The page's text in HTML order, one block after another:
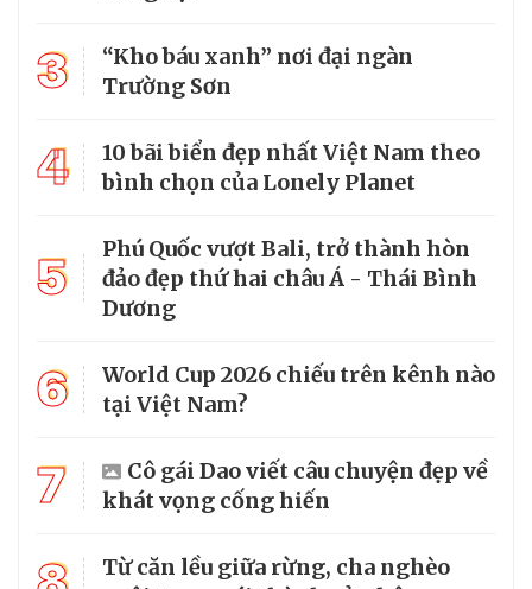
3
“Kho báu xanh” nơi đại ngàn
Trường Sơn
4
10 bãi biển đẹp nhất Việt Nam theo
bình chọn của Lonely Planet
5
Phú Quốc vượt Bali, trở thành hòn
đảo đẹp thứ hai châu Á - Thái Bình
Dương
6
World Cup 2026 chiếu trên kênh nào
tại Việt Nam?
7
Cô gái Dao viết câu chuyện đẹp về
khát vọng cống hiến
Từ căn lều giữa rừng, cha nghèo